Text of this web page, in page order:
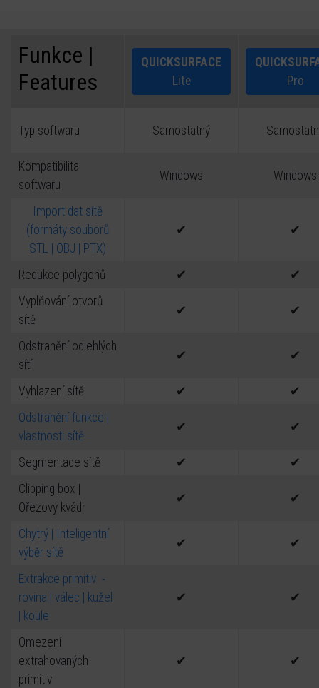
Funkce |
Features
QUICKSURFACE
Lite
Pro
Typ softwaru Samostatný
Kompatibilita
softwaru
Windows Windows
Import dat sítě
(formáty souborů
STL | OBJ | PTX)
✔ ✔
Redukce polygonů ✔
✔
Vyplňování otvorů
sítě
✔ ✔
Odstranění odlehlých
sítí
✔ ✔
Vyhlazení sítě ✔
✔
Odstranění funkce |
vlastnosti sítě
✔ ✔
Segmentace sítě ✔
✔
Clipping box |
Ořezový kvádr
✔ ✔
Chytrý | Inteligentní
výběr sítě
✔ ✔
Extrakce primitiv -
rovina | válec | kužel
| koule
✔ ✔
Omezení
extrahovaných
primitiv
✔ ✔